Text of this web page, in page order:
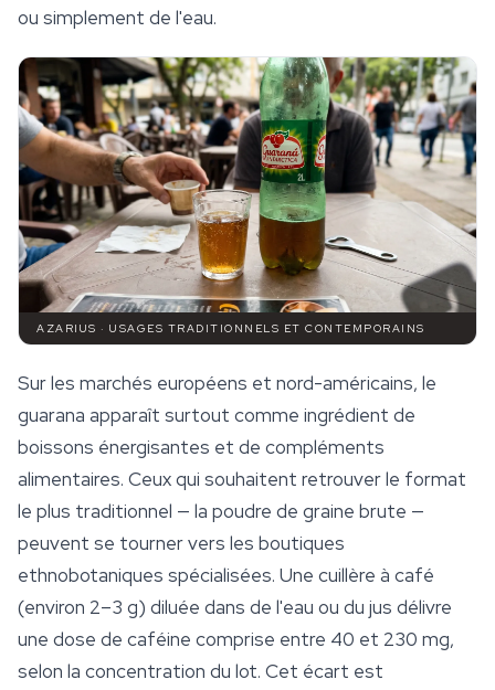
ou simplement de l'eau.
AZARIUS · USAGES TRADITIONNELS ET CONTEMPORAINS
Sur les marchés européens et nord-américains, le
guarana apparaît surtout comme ingrédient de
boissons énergisantes et de compléments
alimentaires. Ceux qui souhaitent retrouver le format
le plus traditionnel — la poudre de graine brute —
peuvent se tourner vers les boutiques
ethnobotaniques spécialisées. Une cuillère à café
(environ 2–3 g) diluée dans de l'eau ou du jus délivre
une dose de caféine comprise entre 40 et 230 mg,
selon la concentration du lot. Cet écart est